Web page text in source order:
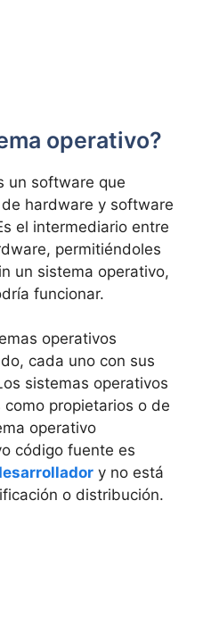
operativo?
un software que
hardware y software
el intermediario entre
permitiéndoles
un sistema operativo,
funcionar.
operativos
cada uno con sus
sistemas operativos
propietarios o de
operativo
código fuente es
y no está
o distribución.